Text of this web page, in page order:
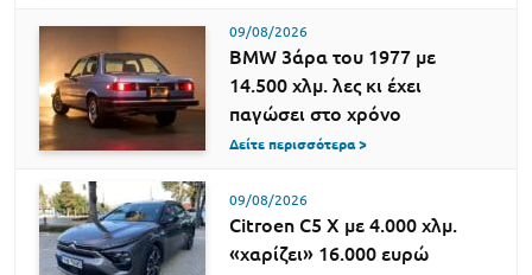
09/08/2026
BMW 3άρα του 1977 με
14.500 χλμ. λες κι έχει
παγώσει στο χρόνο
Δείτε περισσότερα >
09/08/2026
Citroen C5 X με 4.000 χλμ.
«χαρίζει» 16.000 ευρώ